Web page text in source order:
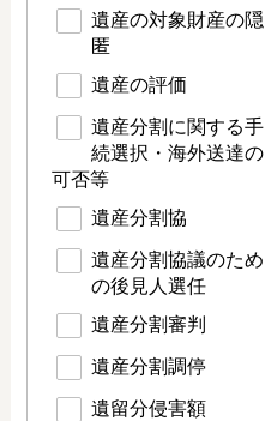
遺産の対象財産の隠
匿
遺産の評価
遺産分割に関する手
続選択・海外送達の
可否等
遺産分割協
遺産分割協議のため
の後見人選任
遺産分割審判
遺産分割調停
遺留分侵害額